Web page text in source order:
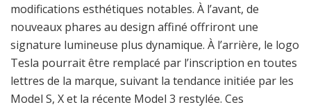
modifications esthétiques notables. À l’avant, de
nouveaux phares au design affiné offriront une
signature lumineuse plus dynamique. À l’arrière, le logo
Tesla pourrait être remplacé par l’inscription en toutes
lettres de la marque, suivant la tendance initiée par les
Model S, X et la récente Model 3 restylée. Ces